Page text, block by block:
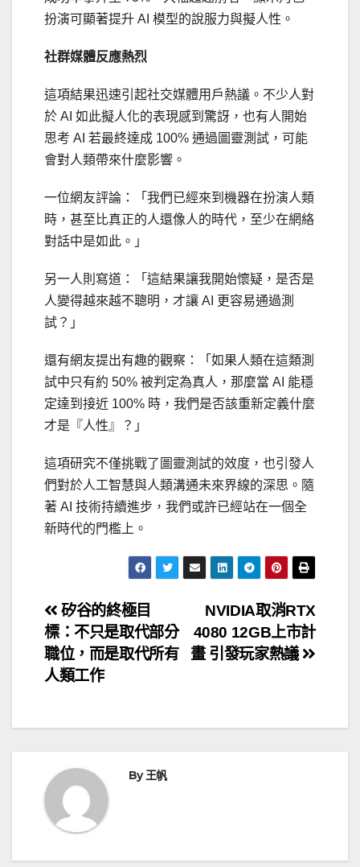
扮演可顯著提升 AI 模型的說服力與擬人性。
社群媒體反應熱烈
這項結果迅速引起社交媒體用戶熱議。不少人對
於 AI 如此擬人化的表現感到驚訝，也有人開始
思考 AI 若最終達成 100% 通過圖靈測試，可能
會對人類帶來什麼影響。
一位網友評論：「我們已經來到機器在扮演人類
時，甚至比真正的人還像人的時代，至少在網絡
對話中是如此。」
另一人則寫道：「這結果讓我開始懷疑，是否是
人變得越來越不聰明，才讓 AI 更容易通過測
試？」
還有網友提出有趣的觀察：「如果人類在這類測
試中只有約 50% 被判定為真人，那麼當 AI 能穩
定達到接近 100% 時，我們是否該重新定義什麼
才是『人性』？」
這項研究不僅挑戰了圖靈測試的效度，也引發人
們對於人工智慧與人類溝通未來界線的深思。隨
著 AI 技術持續進步，我們或許已經站在一個全
新時代的門檻上。
文
章
導
NVIDIA取消RTX
4080 12GB上市計
畫 引發玩家熱議
矽谷的終極目
標：不只是取代部分
職位，而是取代所有
人類工作
By王帆